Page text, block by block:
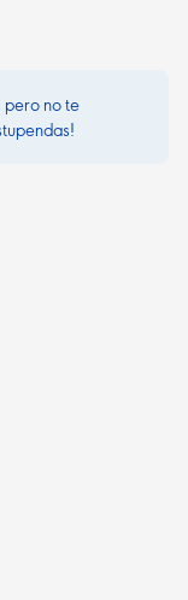
pero no te